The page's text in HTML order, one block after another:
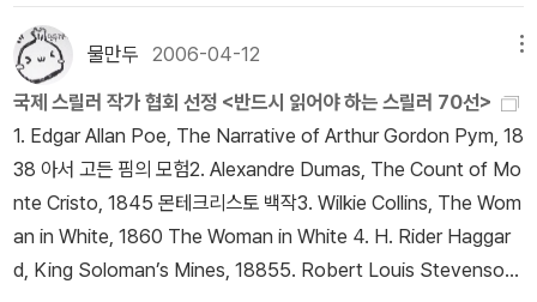
ble)James, P.D.. An Unsuitable Job for a Woman (Warner)
Kellerman, Faye. The Ritual Bath (Avon)Kellerman, Jonath
an. When the Bough Breaks (Bantam) King, Laurie. The Be
cket Noon (Penguin)le Carre, John. The Spy Who Came in
From The Cold (Ballantine) Lee, Harper. To Kill a Mockingb
ird (Warner)Lehane, Dennie. Darkness, Take My Hand (Avo
n)Leonard, Elmore. Get Shorty (Delta)Lochte, Dick. Sleepi
ng Dog (Poisoned Pen Press)Lovesey, Peter. Rough Cider
같습니다.개인적으로 박찬욱 감독은 대한민국에서 가장 창조적인 연
출을 하는 감독이 아닌가 싶습니다. 무슨 말인고 하니 관습을 이용하
고, 벗어날 줄 아는 감독이라는 생각입니다. 이런 감독이 매너리즘에
빠져 겉멋부리기의 세계에서 허우적거리지 않았으면 합니다. <박쥐>
는 익사 직전의 조짐이 보였기에 지루했고 아쉬웠습니다.영화가 끝나
고 극장을 나오는데 뒤에 따라오던여자가 남자친구에게 민망해하며
이러더군요. '미안해~'.미안해할 사람은 아무도 없습니다. 감독이라면
이런 상황이민망하겠지만요.
말 동서에서 한번 90년대 중반에 시공사에서 한번 출간되었다 곧 절
판되어 많은 이들이 읽지 못한 작품입니다. 하지만 외국에서는 여러
군데서 추천된 작품이니 필히 읽어볼만한 가치가 있는 작품이라고 생
각됩니다.하지만 이 소설은 하드 보일드이면서 나라는 일인칭 인물이
살인을 꾀하는 범죄 소설이기도 하기 때문에 트릭 위주의 본격 추리
를 좋아하시는 분들은 좀 지루하실 수도 있는 작품입니다. 재미있는
것은 제목에 우편 배달부는 벨을 두번 울린다고 하는데 소설을 끝까
지 읽으셔도 절대 우편 배달부는 나오지 않습니다. 원작 The Postm
엘러리 퀸은 국가 시리즈를 빼고 다 모았다. <그리스관의 비밀>이 해
문판으로 있지만, 동서미스테리로 구입 부호 피살사건 수사에 나선
트렌트는 피살자의 아내도 공범이라는 확증을 잡는다. 하지만 그녀한
테 애정을 느낀 나머지 진상을 기록으로 남기고 떠나 버린다. 그 뒤 다
시 만난 두 사람. 그녀는 그 자리에서 트렌트의 추리에 승복할 수 없다
고 말한다. 인간 욕망과 미묘한 성격 묘사를 융합시켜 긴박감을 더했
다. 폭주하는 차에 아들을 잃은 미스터리작가 필릭스 레인은 복수를
위한 완전살인을 계획한다. 편집광적인 아버지의 울분이 놓은 올가미
속으로 범인은 한발한발 다가온다. 계관시인 세실 D. 루이스가 필명
물만두 2006-04-12
국제 스릴러 작가 협회 선정 <반드시 읽어야 하는 스릴러 70선>
1. Edgar Allan Poe, The Narrative of Arthur Gordon Pym, 18
38 아서 고든 핌의 모험2. Alexandre Dumas, The Count of Mo
nte Cristo, 1845 몬테크리스토 백작3. Wilkie Collins, The Wom
an in White, 1860 The Woman in White 4. H. Rider Haggar
d, King Soloman’s Mines, 18855. Robert Louis Stevenson,